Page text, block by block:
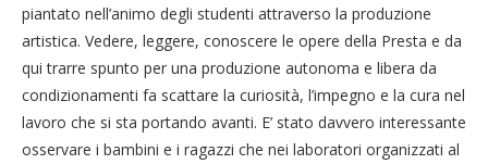
piantato nell’animo degli studenti attraverso la produzione
artistica. Vedere, leggere, conoscere le opere della Presta e da
qui trarre spunto per una produzione autonoma e libera da
condizionamenti fa scattare la curiosità, l’impegno e la cura nel
lavoro che si sta portando avanti. E’ stato davvero interessante
osservare i bambini e i ragazzi che nei laboratori organizzati al